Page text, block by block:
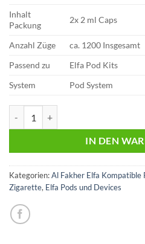
Inhalt
Packung
2x 2 ml Caps
Anzahl Züge
ca. 1200 Insgesamt
Passend zu
Elfa Pod Kits
System
Pod System
IN DEN
Kategorien:Al Fakher Elfa Kompatible
Zigarette, Elfa Pods und Devices